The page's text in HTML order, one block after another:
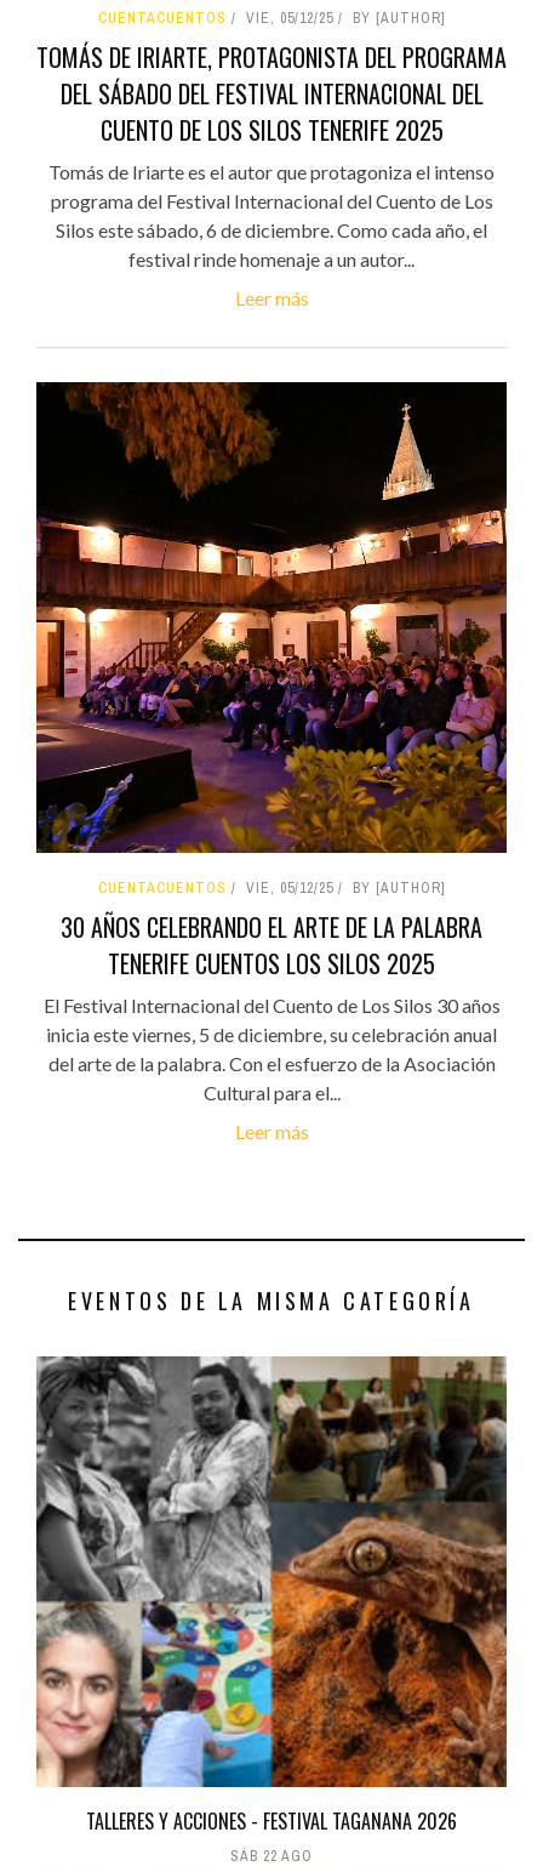
CUENTACUENTOS VIE, 05/12/25 BY [AUTHOR]
TOMÁS DE IRIARTE, PROTAGONISTA DEL PROGRAMA
DEL SÁBADO DEL FESTIVAL INTERNACIONAL DEL
CUENTO DE LOS SILOS TENERIFE 2025
Tomás de Iriarte es el autor que protagoniza el intenso
programa del Festival Internacional del Cuento de Los
Silos este sábado, 6 de diciembre. Como cada año, el
festival rinde homenaje a un autor...
Leer más
CUENTACUENTOS VIE, 05/12/25 BY [AUTHOR]
30 AÑOS CELEBRANDO EL ARTE DE LA PALABRA
TENERIFE CUENTOS LOS SILOS 2025
El Festival Internacional del Cuento de Los Silos 30 años
inicia este viernes, 5 de diciembre, su celebración anual
del arte de la palabra. Con el esfuerzo de la Asociación
Cultural para el...
Leer más
EVENTOS DE LA MISMA CATEGORÍA
TALLERES Y ACCIONES - FESTIVAL TAGANANA 2026
SÁB 22 AGO